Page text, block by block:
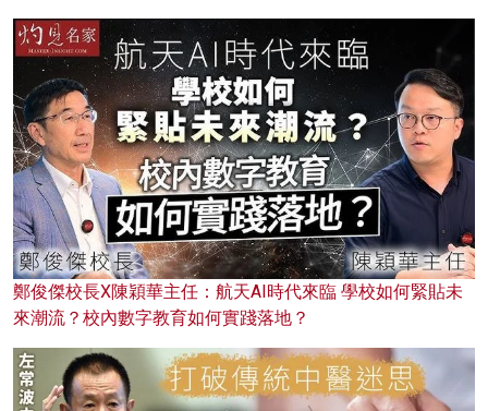
鄭俊傑校長X陳穎華主任：航天AI時代來臨 學校如何緊貼未
來潮流？校內數字教育如何實踐落地？